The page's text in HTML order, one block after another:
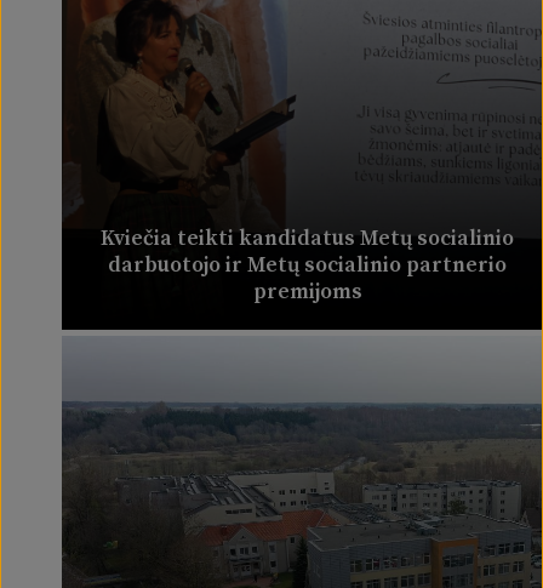
Kviečia teikti kandidatus Metų socialinio
darbuotojo ir Metų socialinio partnerio
premijoms